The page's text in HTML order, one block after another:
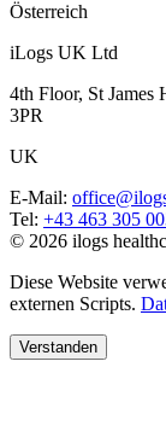
Österreich
iLogs UK Ltd
4th Floor, St James
3PR
UK
E-Mail:
Tel: +43 463 305
© 2026 ilogs
Diese Website
externen Scripts.
Verstanden